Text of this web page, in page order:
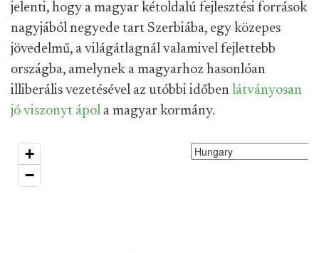
jelenti, hogy a magyar kétoldalú fejlesztési források
nagyjából negyede tart Szerbiába, egy közepes
jövedelmű, a világátlagnál valamivel fejlettebb
országba, amelynek a magyarhoz hasonlóan
illiberális vezetésével az utóbbi időben látványosan
jó viszonyt ápol a magyar kormány.